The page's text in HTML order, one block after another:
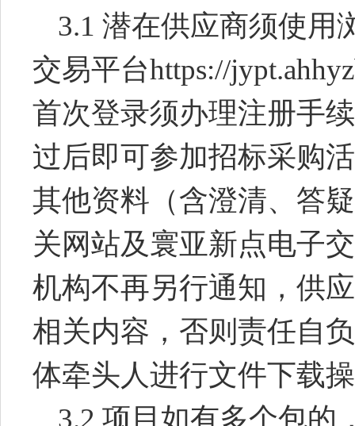
3.1 潜在供应商须使用
交易平台https://
首次登录须办理注册手
过后即可参加招标采购
其他资料（含澄清、答
关网站及寰亚新点电子
机构不再另行通知，供
相关内容，否则责任自
体牵头人进行文件下载
3.2项目如有多个包的